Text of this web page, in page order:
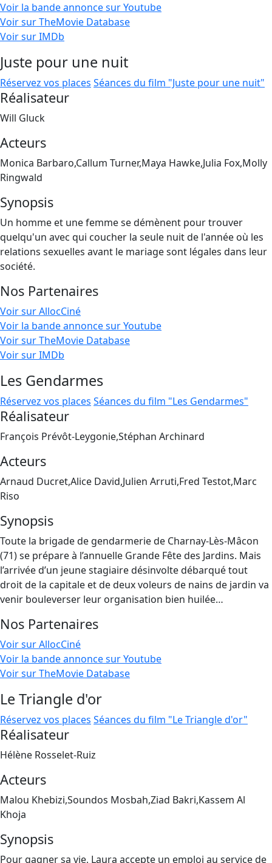
Voir la bande annonce sur Youtube
Voir sur TheMovie Database
Voir sur IMDb
Juste pour une nuit
Réservez vos places Séances du film "Juste pour une nuit"
Réalisateur
Will Gluck
Acteurs
Monica Barbaro,Callum Turner,Maya Hawke,Julia Fox,Molly
Ringwald
Synopsis
Un homme et une femme se démènent pour trouver
quelqu'un avec qui coucher la seule nuit de l'année où les
relations sexuelles avant le mariage sont légales dans leur
société.
Nos Partenaires
Voir sur AllocCiné
Voir la bande annonce sur Youtube
Voir sur TheMovie Database
Voir sur IMDb
Les Gendarmes
Réservez vos places Séances du film "Les Gendarmes"
Réalisateur
François Prévôt-Leygonie,Stéphan Archinard
Acteurs
Arnaud Ducret,Alice David,Julien Arruti,Fred Testot,Marc
Riso
Synopsis
Toute la brigade de gendarmerie de Charnay-Lès-Mâcon
(71) se prépare à l’annuelle Grande Fête des Jardins. Mais
l’arrivée d’un jeune stagiaire désinvolte débarqué tout
droit de la capitale et de deux voleurs de nains de jardin va
venir bouleverser leur organisation bien huilée…
Nos Partenaires
Voir sur AllocCiné
Voir la bande annonce sur Youtube
Voir sur TheMovie Database
Le Triangle d'or
Réservez vos places Séances du film "Le Triangle d'or"
Réalisateur
Hélène Rosselet-Ruiz
Acteurs
Malou Khebizi,Soundos Mosbah,Ziad Bakri,Kassem Al
Khoja
Synopsis
Pour gagner sa vie, Laura accepte un emploi au service de